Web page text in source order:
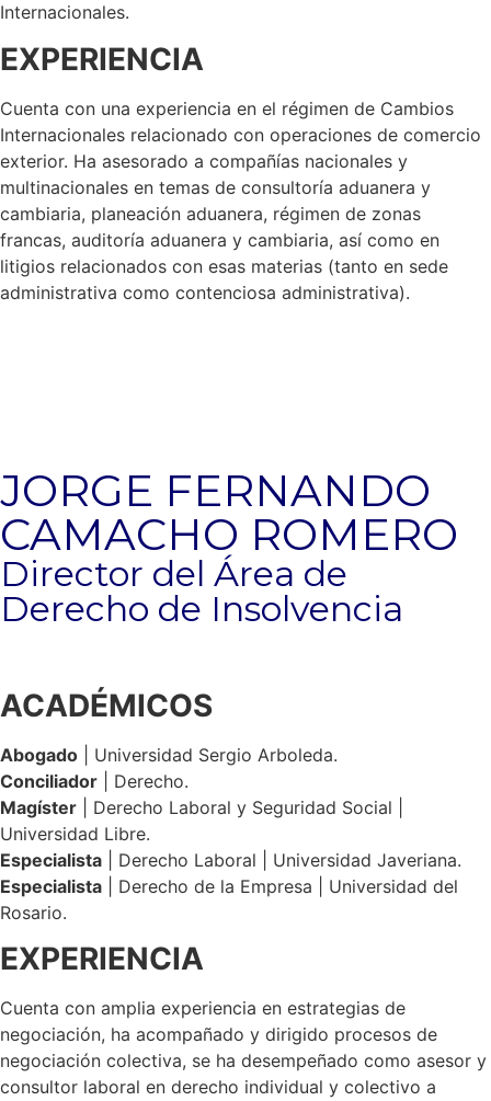
Internacionales.
EXPERIENCIA
Cuenta con una experiencia en el régimen de Cambios
Internacionales relacionado con operaciones de comercio
exterior. Ha asesorado a compañías nacionales y
multinacionales en temas de consultoría aduanera y
cambiaria, planeación aduanera, régimen de zonas
francas, auditoría aduanera y cambiaria, así como en
litigios relacionados con esas materias (tanto en sede
administrativa como contenciosa administrativa).
JORGE FERNANDO
CAMACHO ROMERO
Director del Área de
Derecho de Insolvencia
ACADÉMICOS
Abogado | Universidad Sergio Arboleda.
Conciliador | Derecho.
Magíster | Derecho Laboral y Seguridad Social |
Universidad Libre.
Especialista | Derecho Laboral | Universidad Javeriana.
Especialista | Derecho de la Empresa | Universidad del
Rosario.
EXPERIENCIA
Cuenta con amplia experiencia en estrategias de
negociación, ha acompañado y dirigido procesos de
negociación colectiva, se ha desempeñado como asesor y
consultor laboral en derecho individual y colectivo a